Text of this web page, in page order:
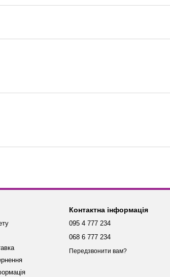
Контактна інформація
095 4 777 234
068 6 777 234
Передзвонити вам?